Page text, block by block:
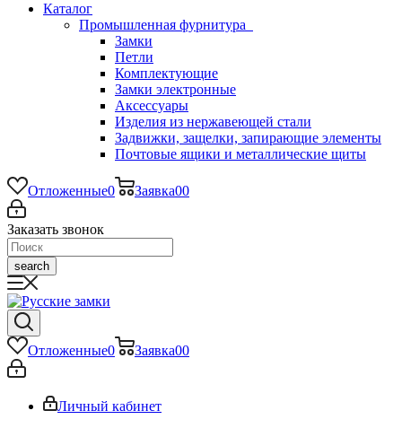
Каталог
Промышленная фурнитура
Замки
Петли
Комплектующие
Замки электронные
Аксессуары
Изделия из нержавеющей стали
Задвижки, защелки, запирающие элементы
Почтовые ящики и металлические щиты
Отложенные0 Заявка00
Заказать звонок
search
Отложенные0 Заявка00
Личный кабинет